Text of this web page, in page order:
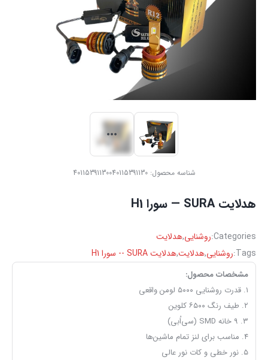
شناسه محصول:40115391130040115391130
هدلایت SURA — سورا H1
Categories: روشنایی,هدلایت
Tags: روشنایی,هدلایت,هدلایت SURA -- سورا H1
مشخصات محصول:
۱. قدرت روشنایی ۵۰۰۰ لومن واقعی
۲. طیف رنگ ۶۵۰۰ کلوین
۳. ۹ خانه SMD (سی‌اُ‌بی)
۴. مناسب برای لنز تمام ماشین‌ها
۵. نور خطی و کات نور عالی